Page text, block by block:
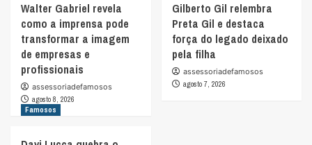
Walter Gabriel revela
como a imprensa pode
transformar a imagem
de empresas e
profissionais
assessoriadefamosos
agosto 8, 2026
Gilberto Gil relembra
Preta Gil e destaca
força do legado deixado
pela filha
assessoriadefamosos
agosto 7, 2026
Famosos